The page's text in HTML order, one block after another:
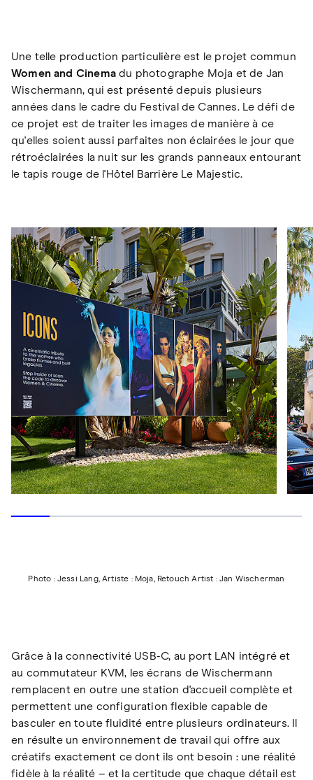
Une telle production particulière est le projet commun
Women and Cinemadu photographe Moja et de Jan
Wischermann, qui est présenté depuis plusieurs
années dans le cadre du Festival de Cannes. Le défi de
ce projet est de traiter les images de manière à ce
qu'elles soient aussi parfaites non éclairées le jour que
rétroéclairées la nuit sur les grands panneaux entourant
le tapis rouge de l'Hôtel Barrière Le Majestic.
Photo : Jessi Lang, Artiste : Moja, Retouch Artist : Jan Wischerman
Grâce à la connectivité USB-C, au port LAN intégré et
au commutateur KVM, les écrans de Wischermann
remplacent en outre une station d'accueil complète et
permettent une configuration flexible capable de
basculer en toute fluidité entre plusieurs ordinateurs. Il
en résulte un environnement de travail qui offre aux
créatifs exactement ce dont ils ont besoin : une réalité
fidèle à la réalité – et la certitude que chaque détail est